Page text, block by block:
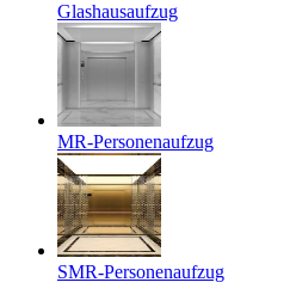
Glashausaufzug
MR-Personenaufzug
SMR-Personenaufzug